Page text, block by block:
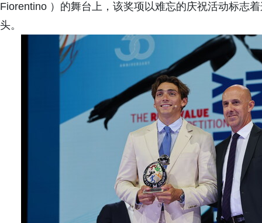
Fiorentino ）的舞台上，该奖项以难忘的庆祝活动标志
头。